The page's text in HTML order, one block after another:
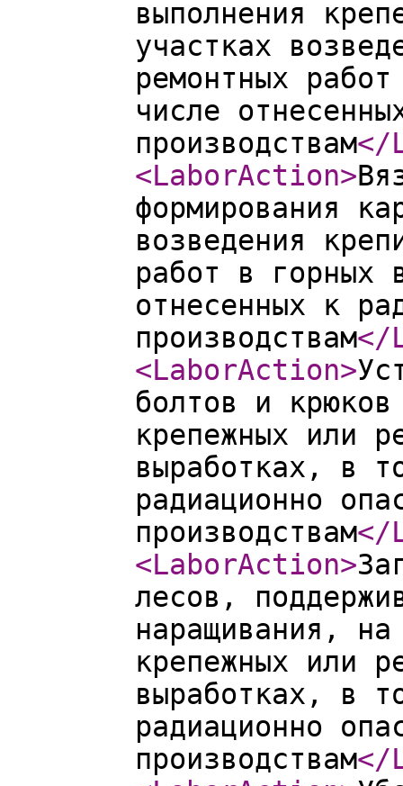
выполнения
участках
ремонтных
числе
производствам</
<LaborAction>
формирования
возведения
работ в горных
отнесенных к
производствам</
<LaborAction>
болтов и
крепежных или
выработках, в
радиационно
производствам</
<LaborAction>
лесов,
наращивания, на
крепежных или
выработках, в
радиационно
производствам</